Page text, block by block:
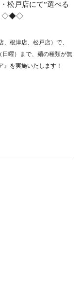
戸店にて”選べる
◇◆◇
根津店、松戸店）で、
日曜）まで、麺の種類が無
を実施いたします！